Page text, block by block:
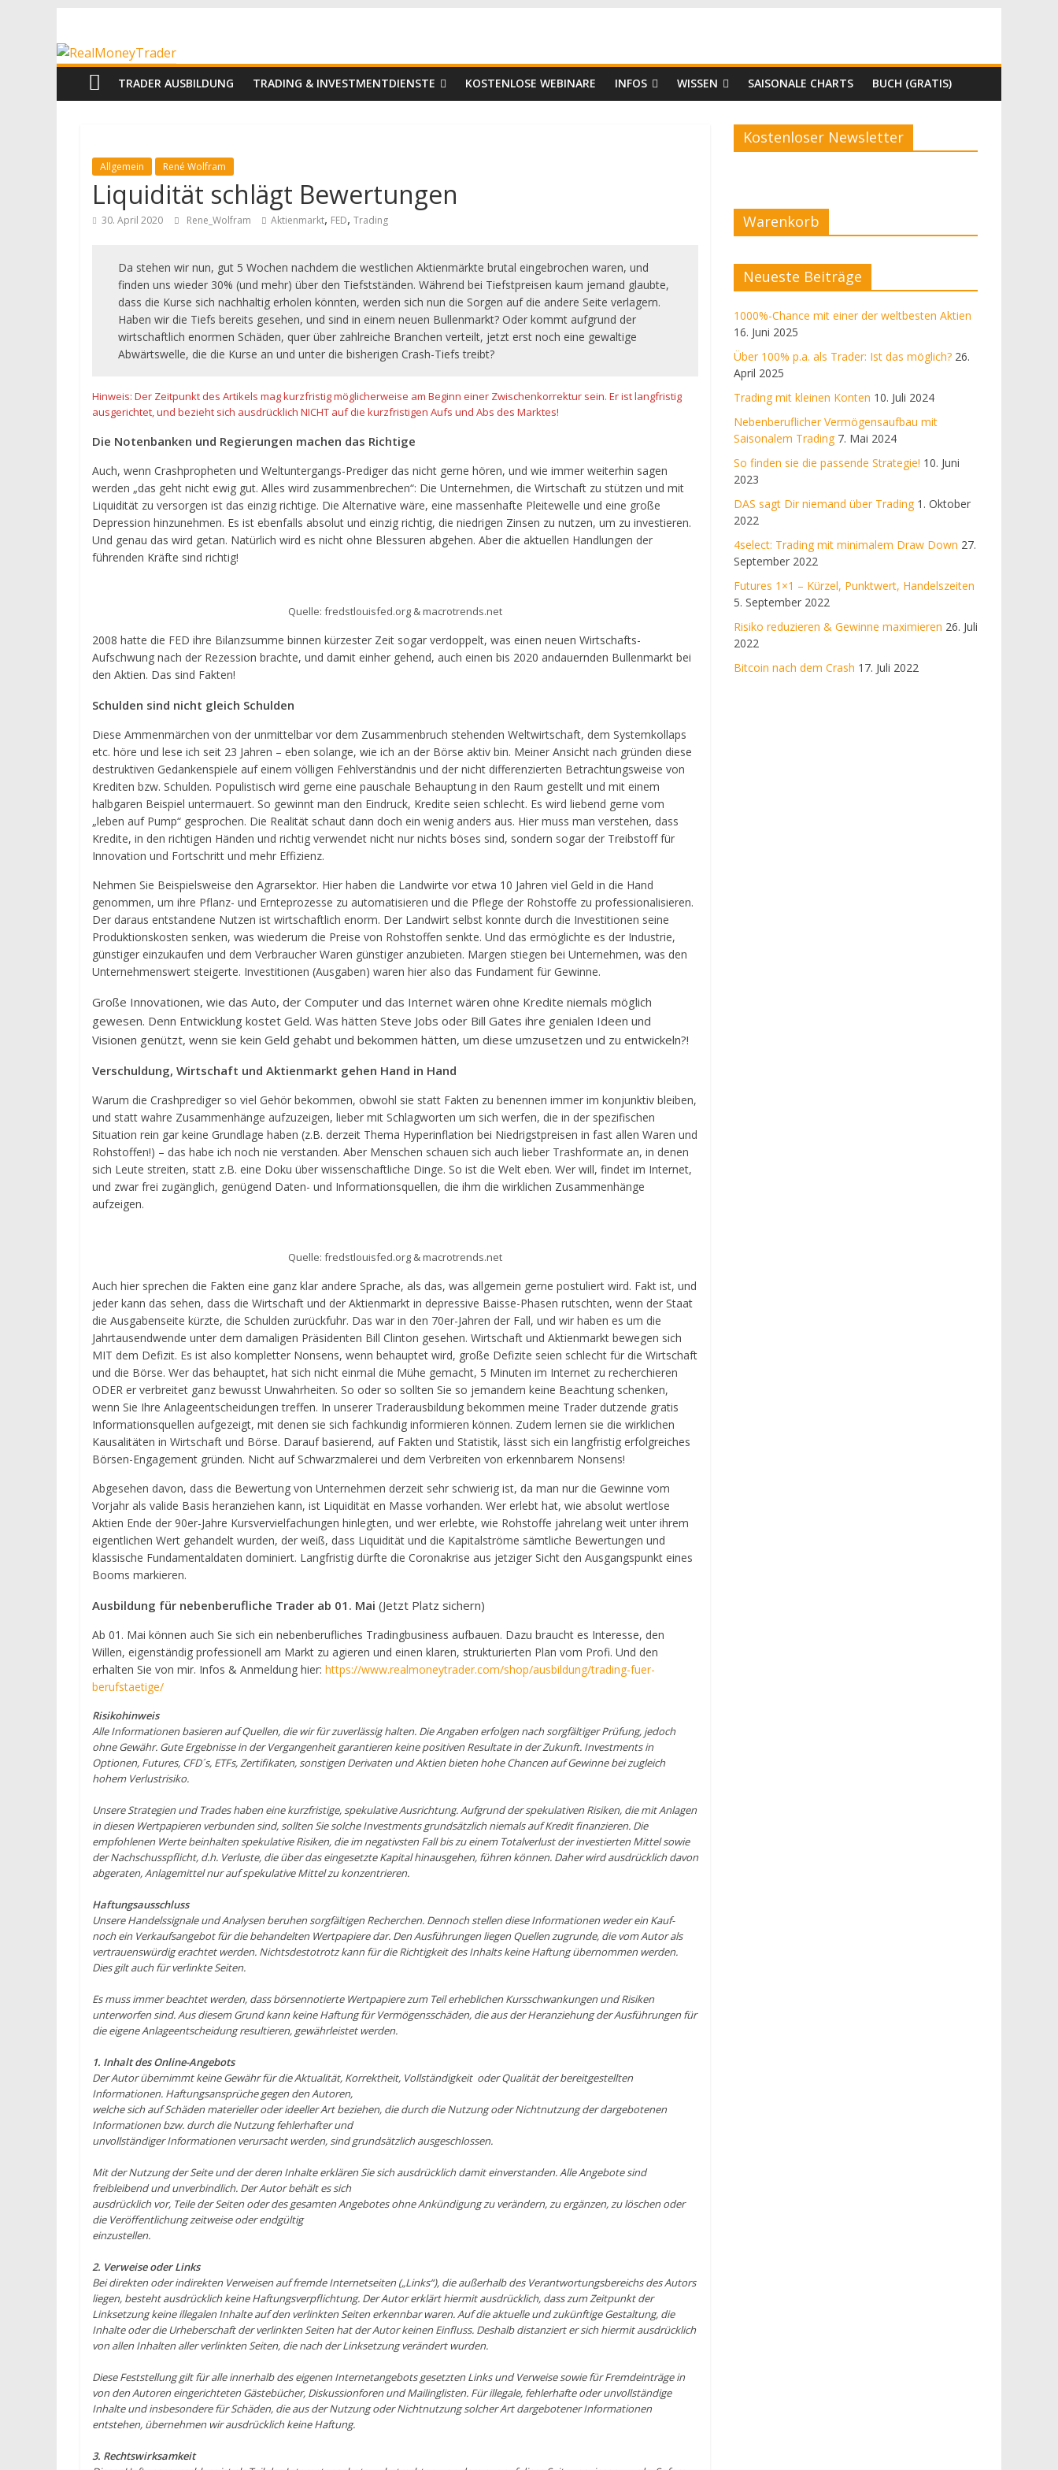
springen
RealMoneyTrader
Echtgeld-
Trading
TRADER AUSBILDUNG TRADING & INVESTMENTDIENSTE KOSTENLOSE WEBINARE INFOS WISSEN SAISONALE CHARTS BUCH (GRATIS)
Allgemein René Wolfram
Liquidität schlägt Bewertungen
30. April 2020 Rene_Wolfram Aktienmarkt, FED, Trading
Da stehen wir nun, gut 5 Wochen nachdem die westlichen Aktienmärkte brutal eingebrochen waren, und
finden uns wieder 30% (und mehr) über den Tiefstständen. Während bei Tiefstpreisen kaum jemand glaubte,
dass die Kurse sich nachhaltig erholen könnten, werden sich nun die Sorgen auf die andere Seite verlagern.
Haben wir die Tiefs bereits gesehen, und sind in einem neuen Bullenmarkt? Oder kommt aufgrund der
wirtschaftlich enormen Schäden, quer über zahlreiche Branchen verteilt, jetzt erst noch eine gewaltige
Abwärtswelle, die die Kurse an und unter die bisherigen Crash-Tiefs treibt?
Hinweis: Der Zeitpunkt des Artikels mag kurzfristig möglicherweise am Beginn einer Zwischenkorrektur sein. Er ist langfristig
ausgerichtet, und bezieht sich ausdrücklich NICHT auf die kurzfristigen Aufs und Abs des Marktes!
Die Notenbanken und Regierungen machen das Richtige
Auch, wenn Crashpropheten und Weltuntergangs-Prediger das nicht gerne hören, und wie immer weiterhin sagen
werden „das geht nicht ewig gut. Alles wird zusammenbrechen“: Die Unternehmen, die Wirtschaft zu stützen und mit
Liquidität zu versorgen ist das einzig richtige. Die Alternative wäre, eine massenhafte Pleitewelle und eine große
Depression hinzunehmen. Es ist ebenfalls absolut und einzig richtig, die niedrigen Zinsen zu nutzen, um zu investieren.
Und genau das wird getan. Natürlich wird es nicht ohne Blessuren abgehen. Aber die aktuellen Handlungen der
führenden Kräfte sind richtig!
Quelle: fredstlouisfed.org & macrotrends.net
2008 hatte die FED ihre Bilanzsumme binnen kürzester Zeit sogar verdoppelt, was einen neuen Wirtschafts-
Aufschwung nach der Rezession brachte, und damit einher gehend, auch einen bis 2020 andauernden Bullenmarkt bei
den Aktien. Das sind Fakten!
Schulden sind nicht gleich Schulden
Diese Ammenmärchen von der unmittelbar vor dem Zusammenbruch stehenden Weltwirtschaft, dem Systemkollaps
etc. höre und lese ich seit 23 Jahren – eben solange, wie ich an der Börse aktiv bin. Meiner Ansicht nach gründen diese
destruktiven Gedankenspiele auf einem völligen Fehlverständnis und der nicht differenzierten Betrachtungsweise von
Krediten bzw. Schulden. Populistisch wird gerne eine pauschale Behauptung in den Raum gestellt und mit einem
halbgaren Beispiel untermauert. So gewinnt man den Eindruck, Kredite seien schlecht. Es wird liebend gerne vom
„leben auf Pump“ gesprochen. Die Realität schaut dann doch ein wenig anders aus. Hier muss man verstehen, dass
Kredite, in den richtigen Händen und richtig verwendet nicht nur nichts böses sind, sondern sogar der Treibstoff für
Innovation und Fortschritt und mehr Effizienz.
Nehmen Sie Beispielsweise den Agrarsektor. Hier haben die Landwirte vor etwa 10 Jahren viel Geld in die Hand
genommen, um ihre Pflanz- und Ernteprozesse zu automatisieren und die Pflege der Rohstoffe zu professionalisieren.
Der daraus entstandene Nutzen ist wirtschaftlich enorm. Der Landwirt selbst konnte durch die Investitionen seine
Produktionskosten senken, was wiederum die Preise von Rohstoffen senkte. Und das ermöglichte es der Industrie,
günstiger einzukaufen und dem Verbraucher Waren günstiger anzubieten. Margen stiegen bei Unternehmen, was den
Unternehmenswert steigerte. Investitionen (Ausgaben) waren hier also das Fundament für Gewinne.
Große Innovationen, wie das Auto, der Computer und das Internet wären ohne Kredite niemals möglich
gewesen. Denn Entwicklung kostet Geld. Was hätten Steve Jobs oder Bill Gates ihre genialen Ideen und
Visionen genützt, wenn sie kein Geld gehabt und bekommen hätten, um diese umzusetzen und zu entwickeln?!
Verschuldung, Wirtschaft und Aktienmarkt gehen Hand in Hand
Warum die Crashprediger so viel Gehör bekommen, obwohl sie statt Fakten zu benennen immer im konjunktiv bleiben,
und statt wahre Zusammenhänge aufzuzeigen, lieber mit Schlagworten um sich werfen, die in der spezifischen
Situation rein gar keine Grundlage haben (z.B. derzeit Thema Hyperinflation bei Niedrigstpreisen in fast allen Waren und
Rohstoffen!) – das habe ich noch nie verstanden. Aber Menschen schauen sich auch lieber Trashformate an, in denen
sich Leute streiten, statt z.B. eine Doku über wissenschaftliche Dinge. So ist die Welt eben. Wer will, findet im Internet,
und zwar frei zugänglich, genügend Daten- und Informationsquellen, die ihm die wirklichen Zusammenhänge
aufzeigen.
Quelle: fredstlouisfed.org & macrotrends.net
Auch hier sprechen die Fakten eine ganz klar andere Sprache, als das, was allgemein gerne postuliert wird. Fakt ist, und
jeder kann das sehen, dass die Wirtschaft und der Aktienmarkt in depressive Baisse-Phasen rutschten, wenn der Staat
die Ausgabenseite kürzte, die Schulden zurückfuhr. Das war in den 70er-Jahren der Fall, und wir haben es um die
Jahrtausendwende unter dem damaligen Präsidenten Bill Clinton gesehen. Wirtschaft und Aktienmarkt bewegen sich
MIT dem Defizit. Es ist also kompletter Nonsens, wenn behauptet wird, große Defizite seien schlecht für die Wirtschaft
und die Börse. Wer das behauptet, hat sich nicht einmal die Mühe gemacht, 5 Minuten im Internet zu recherchieren
ODER er verbreitet ganz bewusst Unwahrheiten. So oder so sollten Sie so jemandem keine Beachtung schenken,
wenn Sie Ihre Anlageentscheidungen treffen. In unserer Traderausbildung bekommen meine Trader dutzende gratis
Informationsquellen aufgezeigt, mit denen sie sich fachkundig informieren können. Zudem lernen sie die wirklichen
Kausalitäten in Wirtschaft und Börse. Darauf basierend, auf Fakten und Statistik, lässt sich ein langfristig erfolgreiches
Börsen-Engagement gründen. Nicht auf Schwarzmalerei und dem Verbreiten von erkennbarem Nonsens!
Abgesehen davon, dass die Bewertung von Unternehmen derzeit sehr schwierig ist, da man nur die Gewinne vom
Vorjahr als valide Basis heranziehen kann, ist Liquidität en Masse vorhanden. Wer erlebt hat, wie absolut wertlose
Aktien Ende der 90er-Jahre Kursvervielfachungen hinlegten, und wer erlebte, wie Rohstoffe jahrelang weit unter ihrem
eigentlichen Wert gehandelt wurden, der weiß, dass Liquidität und die Kapitalströme sämtliche Bewertungen und
klassische Fundamentaldaten dominiert. Langfristig dürfte die Coronakrise aus jetziger Sicht den Ausgangspunkt eines
Booms markieren.
Ausbildung für nebenberufliche Trader ab 01. Mai (Jetzt Platz sichern)
Ab 01. Mai können auch Sie sich ein nebenberufliches Tradingbusiness aufbauen. Dazu braucht es Interesse, den
Willen, eigenständig professionell am Markt zu agieren und einen klaren, strukturierten Plan vom Profi. Und den
erhalten Sie von mir. Infos & Anmeldung hier: https://www.realmoneytrader.com/shop/ausbildung/trading-fuer-
berufstaetige/
Risikohinweis
Alle Informationen basieren auf Quellen, die wir für zuverlässig halten. Die Angaben erfol­gen nach sorgfältiger Prüfung, jedoch
ohne Gewähr. Gute Ergebnisse in der Vergangenheit garantieren keine positiven Resultate in der Zukunft. Investments in
Optionen, Futures, CFD´s, ETFs, Zertifikaten, sonstigen Derivaten und Aktien bieten hohe Chancen auf Gewinne bei zugleich
hohem Verlustrisiko.
Unsere Strategien und Trades haben eine kurzfristige, spekulative Ausrichtung. Aufgrund der spekulativen Risiken, die mit Anlagen
in diesen Wertpapieren verbunden sind, sollten Sie solche Investments grundsätzlich niemals auf Kredit finanzieren. Die
empfohlenen Werte beinhalten spekulative Risiken, die im negativsten Fall bis zu einem Totalverlust der investierten Mittel sowie
der Nachschusspflicht, d.h. Verluste, die über das eingesetzte Kapital hinausgehen, führen können. Daher wird ausdrücklich davon
abgeraten, Anlagemittel nur auf spekulative Mittel zu konzentrieren.
Haftungsausschluss
Unsere Handelssignale und Analysen beruhen sorgfältigen Recherchen. Dennoch stellen diese Informationen weder ein Kauf-
noch ein Verkaufsangebot für die behandelten Wertpapiere dar. Den Ausführungen liegen Quellen zugrunde, die vom Autor als
vertrauenswürdig erachtet werden. Nichtsdestotrotz kann für die Richtigkeit des Inhalts keine Haftung übernommen werden.
Dies gilt auch für verlinkte Seiten.
Es muss immer beachtet werden, dass börsennotierte Wertpapiere zum Teil erheblichen Kursschwankungen und Risiken
unterworfen sind. Aus diesem Grund kann keine Haftung für Vermögensschäden, die aus der Heranziehung der Ausführungen für
die eigene Anlageentscheidung resultieren, gewährleistet werden.
1. Inhalt des Online-Angebots
Der Autor übernimmt keine Gewähr für die Aktualität, Korrektheit, Vollständigkeit oder Qualität der bereitgestellten
Informationen. Haftungsansprüche gegen den Autoren,
welche sich auf Schäden materieller oder ideeller Art beziehen, die durch die Nutzung oder Nichtnutzung der dargebotenen
Informationen bzw. durch die Nutzung fehlerhafter und
unvollständiger Informationen verursacht werden, sind grundsätzlich ausgeschlossen.
Mit der Nutzung der Seite und der deren Inhalte erklären Sie sich ausdrücklich damit einverstanden. Alle Angebote sind
freibleibend und unverbindlich. Der Autor behält es sich
ausdrücklich vor, Teile der Seiten oder des gesamten Angebotes ohne Ankündigung zu verändern, zu ergänzen, zu löschen oder
die Veröffentlichung zeitweise oder endgültig
einzustellen.
2. Verweise oder Links
Bei direkten oder indirekten Verweisen auf fremde Internetseiten („Links“), die außerhalb des Verantwortungsbereichs des Autors
liegen, besteht ausdrücklich keine Haftungsverpflichtung. Der Autor erklärt hiermit ausdrücklich, dass zum Zeitpunkt der
Linksetzung keine illegalen Inhalte auf den verlinkten Seiten erkennbar waren. Auf die aktuelle und zukünftige Gestaltung, die
Inhalte oder die Urheberschaft der verlinkten Seiten hat der Autor keinen Einfluss. Deshalb distanziert er sich hiermit ausdrücklich
von allen Inhalten aller verlinkten Seiten, die nach der Linksetzung verändert wurden.
Diese Feststellung gilt für alle innerhalb des eigenen Internetangebots gesetzten Links und Verweise sowie für Fremdeinträge in
von den Autoren eingerichteten Gästebücher, Diskussionforen und Mailinglisten. Für illegale, fehlerhafte oder unvollständige
Inhalte und insbesondere für Schäden, die aus der Nutzung oder Nichtnutzung solcher Art dargebotener Informationen
entstehen, übernehmen wir ausdrücklich keine Haftung.
3. Rechtswirksamkeit
Kostenloser Newsletter
Warenkorb
Neueste Beiträge
1000%-Chance mit einer der weltbesten Aktien
16. Juni 2025
Über 100% p.a. als Trader: Ist das möglich? 26.
April 2025
Trading mit kleinen Konten 10. Juli 2024
Nebenberuflicher Vermögensaufbau mit
Saisonalem Trading 7. Mai 2024
So finden sie die passende Strategie! 10. Juni
2023
DAS sagt Dir niemand über Trading 1. Oktober
2022
4select: Trading mit minimalem Draw Down 27.
September 2022
Futures 1×1 – Kürzel, Punktwert, Handelszeiten
5. September 2022
Risiko reduzieren & Gewinne maximieren 26. Juli
2022
Bitcoin nach dem Crash 17. Juli 2022